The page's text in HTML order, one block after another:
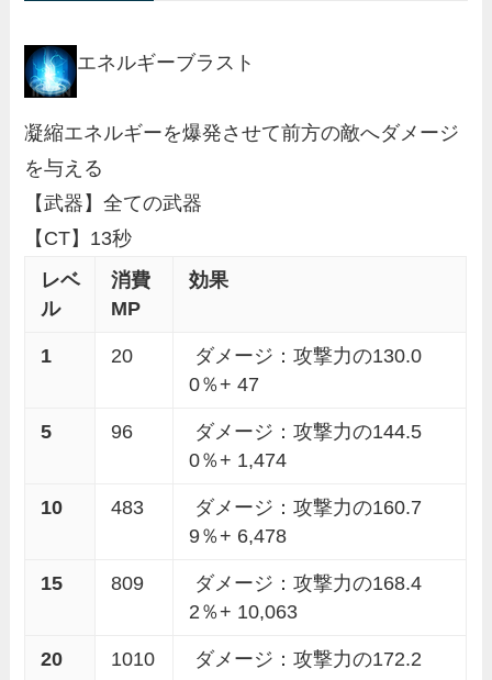
エネルギーブラスト
凝縮エネルギーを爆発させて前方の敵へダメージ
を与える
【武器】全ての武器
【CT】13秒
レベ
ル
消費
MP
効果
1 20
ダメージ：攻撃力の130.0
0％+ 47
5 96
ダメージ：攻撃力の144.5
0％+ 1,474
10 483
ダメージ：攻撃力の160.7
9％+ 6,478
15 809
ダメージ：攻撃力の168.4
2％+ 10,063
20 1010
ダメージ：攻撃力の172.2